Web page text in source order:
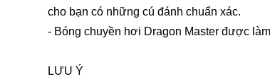
cho bạn có những cú đánh chuẩn xác.
- Bóng chuyền hơi Dragon Master được
LƯU Ý